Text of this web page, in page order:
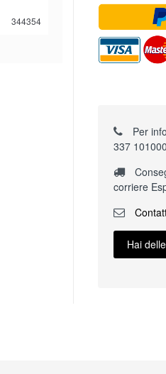
344354
Per
337
corriere
Hai